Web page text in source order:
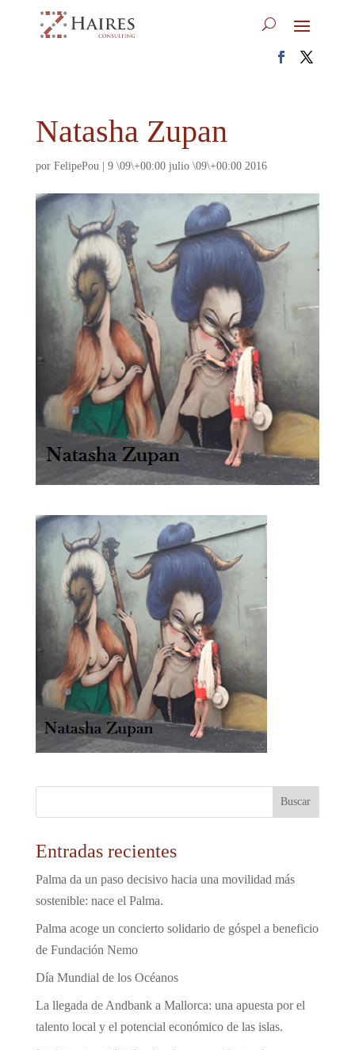
Natasha Zupan
por FelipePou 9 \09\+00:00 julio \09\+00:00 2016
Entradas recientes
Palma da un paso decisivo hacia una movilidad más
sostenible: nace el Palma.
Palma acoge un concierto solidario de góspel a beneficio
de Fundación Nemo
Día Mundial de los Océanos
La llegada de Andbank a Mallorca: una apuesta por el
talento local y el potencial económico de las islas.